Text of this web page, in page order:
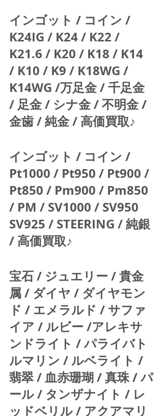
インゴット / コイン /
K24IG / K24 / K22 /
K21.6 / K20 / K18 / K14
/ K10 / K9 / K18WG /
K14WG /万足金 / 千足金
/ 足金 / シナ金 / 不明金 /
金歯 / 純金 / 高価買取♪
インゴット / コイン /
Pt1000 / Pt950 / Pt900 /
Pt850 / Pm900 / Pm850
/ PM / SV1000 / SV950
SV925 / STEERING / 純銀
/ 高価買取♪
宝石 / ジュエリー / 貴金
属 / ダイヤ / ダイヤモン
ド / エメラルド / サファ
イア / ルビー /アレキサ
ンドライト / パライバト
ルマリン / ルベライト /
翡翠 / 血赤珊瑚 / 真珠 / パ
ール / タンザナイト / レ
ッドベリル / アクアマリ